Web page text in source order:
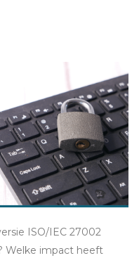
ISO/IEC 27002
Welke impact heeft